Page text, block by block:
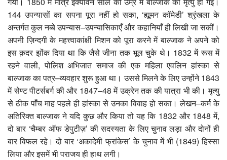
144 उपन्यासों का सपना पूरा नहीं हो सका, ‘ह्यूमन कॉमेडी’ श्रृंखला के
अन्तर्गत कुल नब्बे उपन्यास–उपन्यासिकाएँ और कहानियाँ ही लिखी जा सकीं।
अपनी ज़िन्दगी के महत्त्वाकांक्षी मिशन को पूरा करने में बाल्जाक ने अपने को
इस क़दर झोंक दिया था कि जैसे जीना तक भूल चुके थे। 1832 में रूस में
रहने वाली, पोलिश अभिजात समाज की एक महिला एवलिन हांस्का से
बाल्जाक का पत्र–व्यवहार शुरू हुआ था। उससे मिलने के लिए उन्होंने 1843
में सेण्ट पीटर्सबर्ग की और 1847–48 में उक्रेन तक की यात्रा भी की। मृत्यु
से ठीक पाँच माह पहले ही हांस्का से उनका विवाह हो सका। लेखन–कर्म के
अतिरिक्त बाल्जाक ने यदि कुछ और किया तो यह कि 1832 और 1848 में,
दो बार ‘चैम्बर ऑफ डेपुटीज़’ की सदस्यता के लिए चुनाव लड़ा और दोनों ही
बार विफल रहे। दो बार ‘अकादेमी फ्रांकेस’ के चुनाव में भी (1849) हिस्सा
लिया और इसमें भी पराजय ही हाथ लगी।